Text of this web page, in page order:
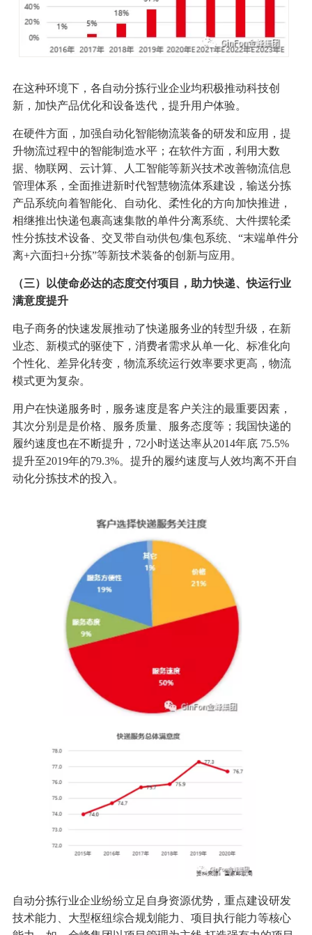
在这种环境下，各自动分拣行业企业均积极推动科技创
新，加快产品优化和设备迭代，提升用户体验。
在硬件方面，加强自动化智能物流装备的研发和应用，提
升物流过程中的智能制造水平；在软件方面，利用大数
据、物联网、云计算、人工智能等新兴技术改善物流信息
管理体系，全面推进新时代智慧物流体系建设，输送分拣
产品系统向着智能化、自动化、柔性化的方向加快推进，
相继推出快递包裹高速集散的单件分离系统、大件摆轮柔
性分拣技术设备、交叉带自动供包/集包系统、“末端单件分
离+六面扫+分拣”等新技术装备的创新与应用。
（三）以使命必达的态度交付项目，助力快递、快运行业
满意度提升
电子商务的快速发展推动了快递服务业的转型升级，在新
业态、新模式的驱使下，消费者需求从单一化、标准化向
个性化、差异化转变，物流系统运行效率要求更高，物流
模式更为复杂。
用户在快递服务时，服务速度是客户关注的最重要因素，
其次分别是是价格、服务质量、服务态度等；我国快递的
履约速度也在不断提升，72小时送达率从2014年底 75.5%
提升至2019年的79.3%。提升的履约速度与人效均离不开自
动化分拣技术的投入。
自动分拣行业企业纷纷立足自身资源优势，重点建设研发
技术能力、大型枢纽综合规划能力、项目执行能力等核心